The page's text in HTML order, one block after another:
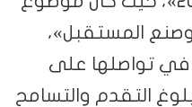
المستقبل»،
في تواصلها على
التقدم والتسامح